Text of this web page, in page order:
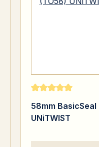
Note moyenne
58mm
UNiTWIST